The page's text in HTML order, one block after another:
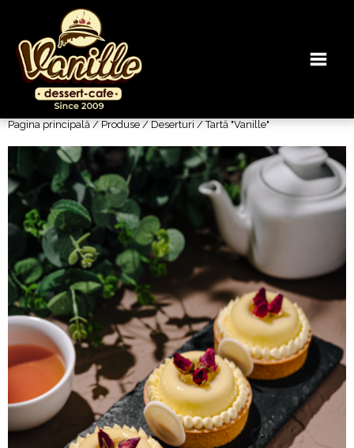
Pagina principală/Produse/Deserturi/ Tartă "Vanille"